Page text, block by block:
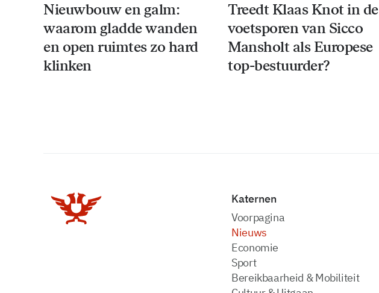
Nieuwbouw en galm:
waarom gladde wanden
en open ruimtes zo hard
klinken
Treedt Klaas Knot in de
voetsporen van Sicco
Mansholt als Europese
top-bestuurder?
Katernen
Voorpagina
Nieuws
Economie
Sport
Bereikbaarheid & Mobiliteit